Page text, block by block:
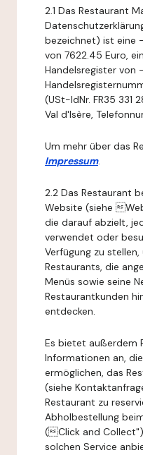
2.1 Das Restaurant
bezeichnet) ist eine
von 7622.45 Euro,
Handelsregister von
(USt-IdNr. FR35 331
Val d'Isère,
Um mehr über das
Impressum.
2.2 Das Restaurant
Website (siehe
die darauf abzielt,
verwendet oder
Verfügung zu
Restaurants, die
Menüs sowie seine
Restaurantkunden
entdecken.
Es bietet außerdem
Informationen an,
ermöglichen, das
(siehe
Restaurant zu
Abholbestellung
(Click and
solchen Service